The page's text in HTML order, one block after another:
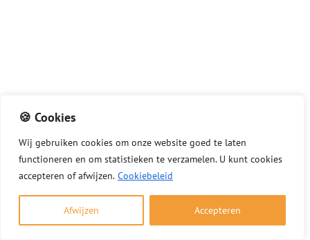
🍪 Cookies
Wij gebruiken cookies om onze website goed te laten
functioneren en om statistieken te verzamelen. U kunt cookies
accepteren of afwijzen. Cookiebeleid
Afwijzen Accepteren
Winter officieel begonnen: tips voor veilig
en verantwoord stoken
1 december 2025
Nu de winter officieel is begonnen, wilt u
misschien genieten van een warm haardvuur. Met